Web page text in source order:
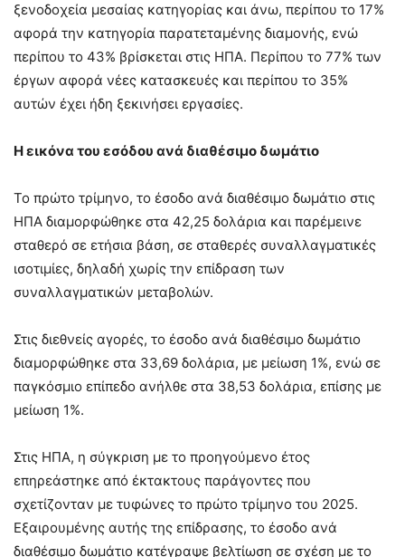
ξενοδοχεία μεσαίας κατηγορίας και άνω, περίπου το 17%
αφορά την κατηγορία παρατεταμένης διαμονής, ενώ
περίπου το 43% βρίσκεται στις ΗΠΑ. Περίπου το 77% των
έργων αφορά νέες κατασκευές και περίπου το 35%
αυτών έχει ήδη ξεκινήσει εργασίες.
Η εικόνα του εσόδου ανά διαθέσιμο δωμάτιο
Το πρώτο τρίμηνο, το έσοδο ανά διαθέσιμο δωμάτιο στις
ΗΠΑ διαμορφώθηκε στα 42,25 δολάρια και παρέμεινε
σταθερό σε ετήσια βάση, σε σταθερές συναλλαγματικές
ισοτιμίες, δηλαδή χωρίς την επίδραση των
συναλλαγματικών μεταβολών.
Στις διεθνείς αγορές, το έσοδο ανά διαθέσιμο δωμάτιο
διαμορφώθηκε στα 33,69 δολάρια, με μείωση 1%, ενώ σε
παγκόσμιο επίπεδο ανήλθε στα 38,53 δολάρια, επίσης με
μείωση 1%.
Στις ΗΠΑ, η σύγκριση με το προηγούμενο έτος
επηρεάστηκε από έκτακτους παράγοντες που
σχετίζονταν με τυφώνες το πρώτο τρίμηνο του 2025.
Εξαιρουμένης αυτής της επίδρασης, το έσοδο ανά
διαθέσιμο δωμάτιο κατέγραψε βελτίωση σε σχέση με το